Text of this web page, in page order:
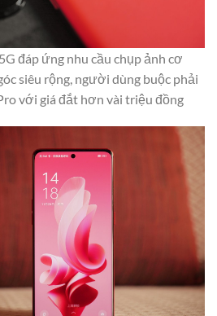
đáp ứng nhu cầu chụp ảnh cơ
siêu rộng, người dùng buộc phải
với giá đắt hơn vài triệu đồng